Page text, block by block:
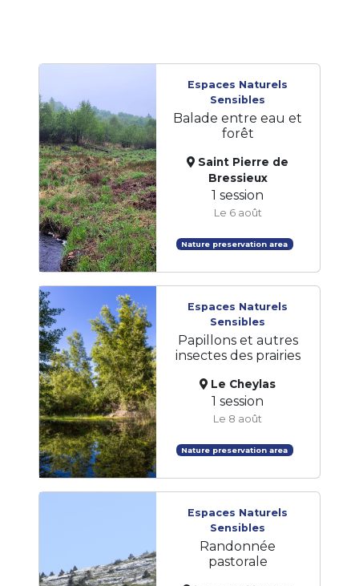
Espaces Naturels
Sensibles
Balade entre eau et
forêt
Saint Pierre de
Bressieux
1 session
Le 6 août
Nature preservation area
Espaces Naturels
Sensibles
Papillons et autres
insectes des prairies
Le Cheylas
1 session
Le 8 août
Nature preservation area
Espaces Naturels
Sensibles
Randonnée
pastorale